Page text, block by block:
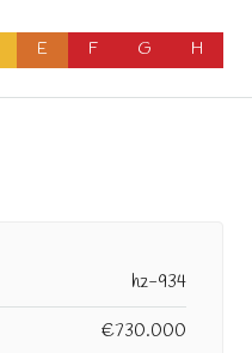
E F G H
hz-934
€730.000